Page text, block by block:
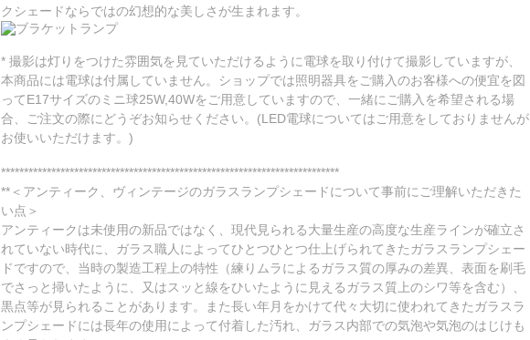
クシェードならではの幻想的な美しさが生まれます。
* 撮影は灯りをつけた雰囲気を見ていただけるように電球を取り付けて撮影していますが、
本商品には電球は付属していません。ショップでは照明器具をご購入のお客様への便宜を図
ってE17サイズのミニ球25W,40Wをご用意していますので、一緒にご購入を希望される場
合、ご注文の際にどうぞお知らせください。(LED電球についてはご用意をしておりませんが
お使いいただけます。)
**************************************************************************
**＜アンティーク、ヴィンテージのガラスランプシェードについて事前にご理解いただきた
い点＞
アンティークは未使用の新品ではなく、現代見られる大量生産の高度な生産ラインが確立さ
れていない時代に、ガラス職人によってひとつひとつ仕上げられてきたガラスランプシェー
ドですので、当時の製造工程上の特性（練りムラによるガラス質の厚みの差異、表面を刷毛
でさっと掃いたように、又はスッと線をひいたように見えるガラス質上のシワ等を含む）、
黒点等が見られることがあります。また長い年月をかけて代々大切に使われてきたガラスラ
ンプシェードには長年の使用によって付着した汚れ、ガラス内部での気泡や気泡のはじけも